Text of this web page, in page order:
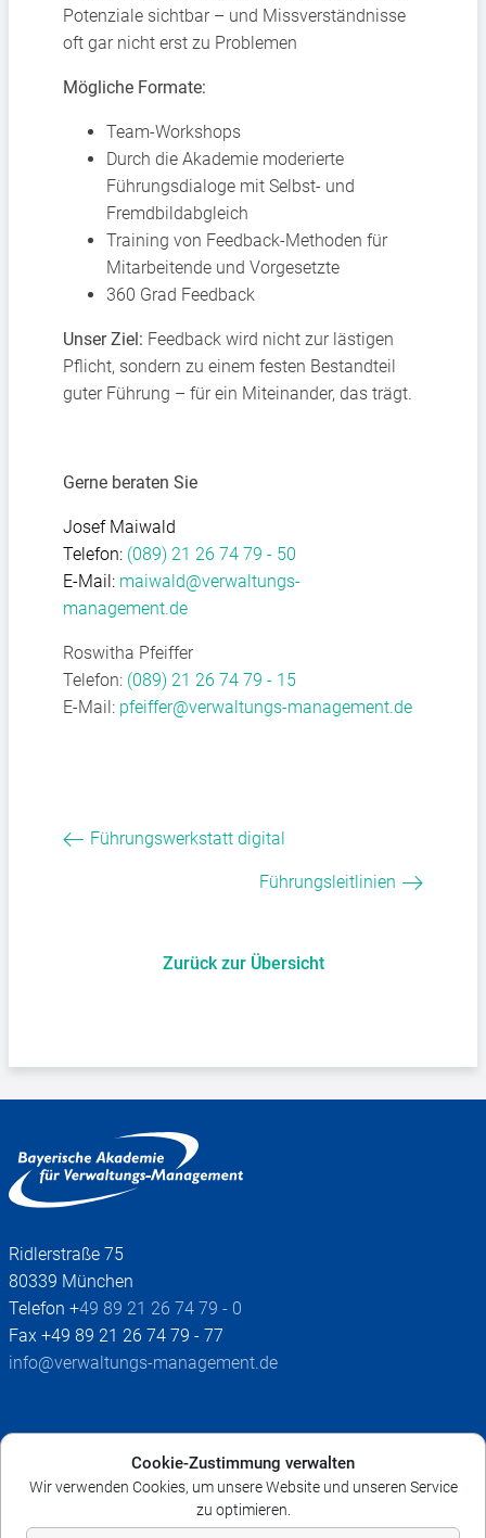
Cookie-Zustimmung verwalten
Wir verwenden Cookies, um unsere Website und unseren Service
zu optimieren.
Potenziale sichtbar – und Missverständnisse
oft gar nicht erst zu Problemen
Mögliche Formate:
Team-Workshops
Durch die Akademie moderierte
Führungsdialoge mit Selbst- und
Fremdbildabgleich
Training von Feedback-Methoden für
Mitarbeitende und Vorgesetzte
360 Grad Feedback
Unser Ziel: Feedback wird nicht zur lästigen
Pflicht, sondern zu einem festen Bestandteil
guter Führung – für ein Miteinander, das trägt.
Gerne beraten Sie
Josef Maiwald
Telefon: (089) 21 26 74 79 - 50
E-Mail: maiwald@verwaltungs-
management.de
Roswitha Pfeiffer
Telefon: (089) 21 26 74 79 - 15
E-Mail: pfeiffer@verwaltungs-management.de
Führungswerkstatt digital
Führungsleitlinien
Zurück zur Übersicht
Ridlerstraße 75
80339 München
Telefon +49 89 21 26 74 79 - 0
Fax +49 89 21 26 74 79 - 77
info@verwaltungs-management.de
AGB